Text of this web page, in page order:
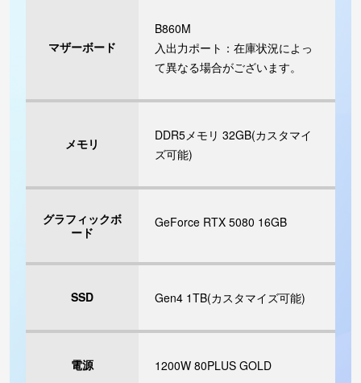
マザーボード
B860M
入出力ポート：在庫状況によっ
て異なる場合がございます。
メモリ
DDR5メモリ 32GB(カスタマイ
ズ可能)
グラフィックボ
ード
GeForce RTX 5080 16GB
SSD Gen4 1TB(カスタマイズ可能)
電源 1200W 80PLUS GOLD